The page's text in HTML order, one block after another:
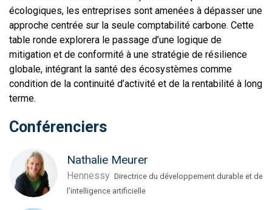
écologiques, les entreprises sont amenées à dépasser une
approche centrée sur la seule comptabilité carbone. Cette
table ronde explorera le passage d’une logique de
mitigation et de conformité à une stratégie de résilience
globale, intégrant la santé des écosystèmes comme
condition de la continuité d’activité et de la rentabilité à long
terme.
Conférenciers
Nathalie Meurer
Hennessy Directrice du développement durable et de
l’intelligence artificielle